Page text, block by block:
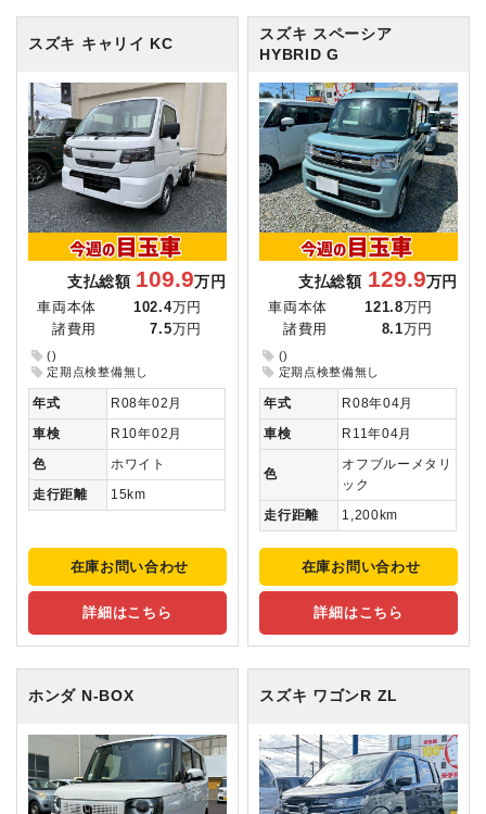
スズキ キャリイ KC
支払総額 109.9万円
車両本体 102.4万円
諸費用
7.5 万円
()
定期点検整備無し
年式
R08年02月
車検
R10年02月
色
ホワイト
走行距離
15km
在庫お問い合わせ
詳細はこちら
スズキ スペーシア
HYBRID G
支払総額 129.9万円
車両本体 121.8 万円
諸費用
8.1 万円
()
定期点検整備無し
年式
R08年04月
車検
R11年04月
色
オフブルーメタリ
ック
走行距離
1,200km
在庫お問い合わせ
詳細はこちら
ホンダ N-BOX スズキ ワゴンR ZL